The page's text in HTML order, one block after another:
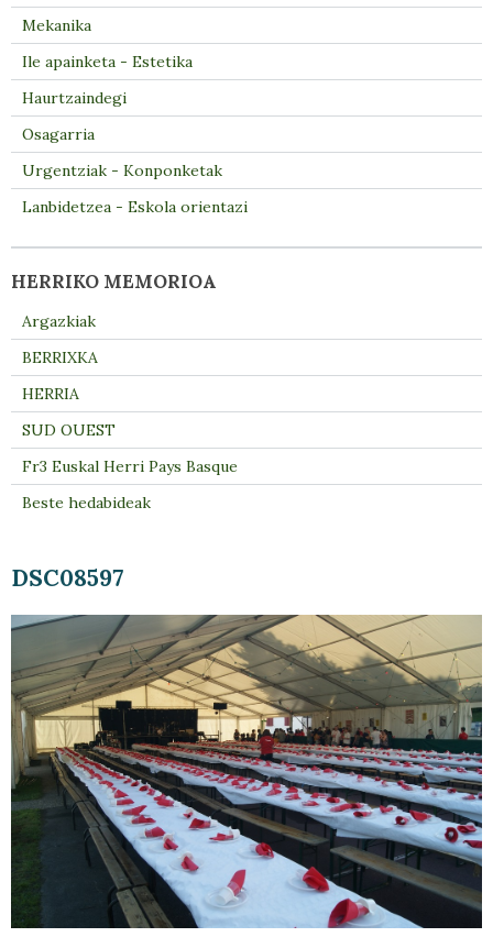
DSC08597
Mekanika
Ile apainketa - Estetika
Haurtzaindegi
Osagarria
Urgentziak - Konponketak
Lanbidetzea - Eskola orientazi
HERRIKO MEMORIOA
Argazkiak
BERRIXKA
HERRIA
SUD OUEST
Fr3 Euskal Herri Pays Basque
Beste hedabideak